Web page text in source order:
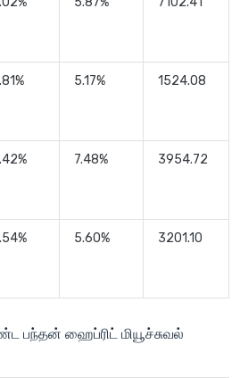
5.17% 1524.08
7.48% 3954.72
5.60% 3201.10
பந்தன் ஹைப்ரிட் மியூச்சுவல்